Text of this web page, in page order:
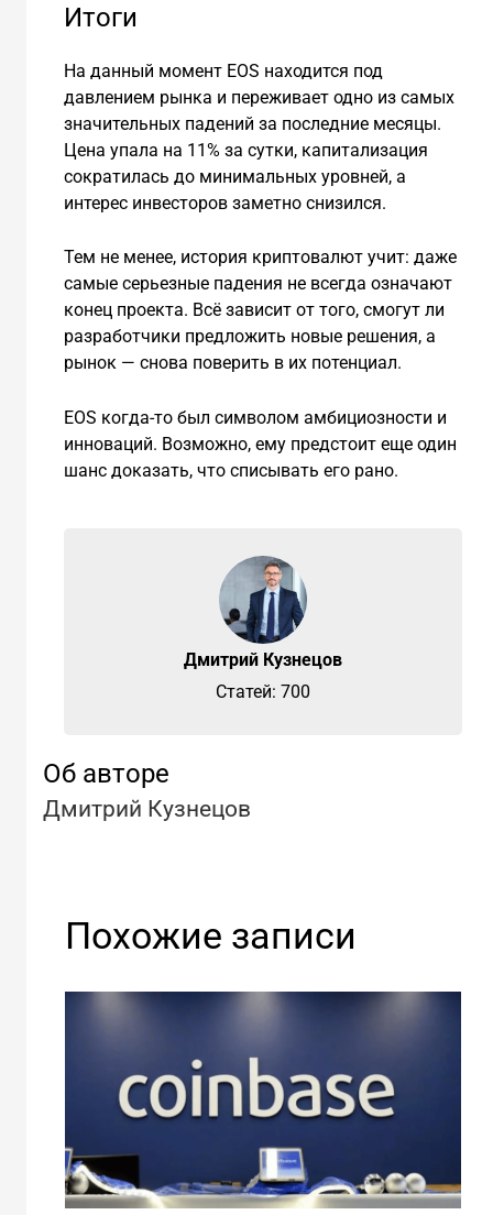
Итоги
На данный момент EOS находится под
давлением рынка и переживает одно из самых
значительных падений за последние месяцы.
Цена упала на 11% за сутки, капитализация
сократилась до минимальных уровней, а
интерес инвесторов заметно снизился.
Тем не менее, история криптовалют учит: даже
самые серьезные падения не всегда означают
конец проекта. Всё зависит от того, смогут ли
разработчики предложить новые решения, а
рынок — снова поверить в их потенциал.
EOS когда-то был символом амбициозности и
инноваций. Возможно, ему предстоит еще один
шанс доказать, что списывать его рано.
Дмитрий Кузнецов
Cтатей: 700
Об авторе
Дмитрий Кузнецов
Похожие записи